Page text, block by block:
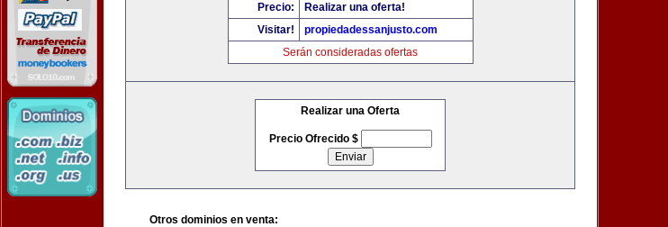
Precio:
Realizar una oferta!
Visitar!
propiedadessanjusto.com
Serán consideradas ofertas
Realizar una Oferta
Precio Ofrecido $
Otros dominios en venta: